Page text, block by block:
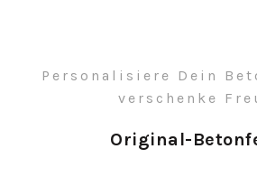
Personalisiere Dein
verschenke
Original-